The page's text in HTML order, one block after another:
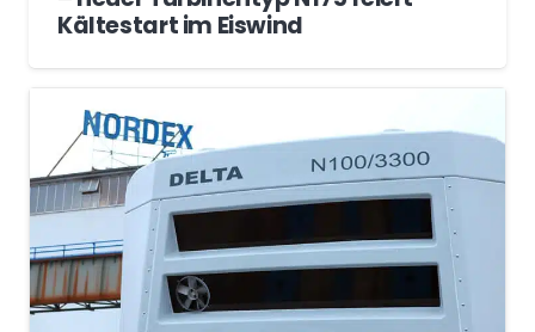
Kältestart im Eiswind